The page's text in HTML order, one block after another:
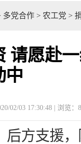
多党合作 > 农工党 >
请愿赴
中
02/03 17:30:48 | 浏览：
后方支援